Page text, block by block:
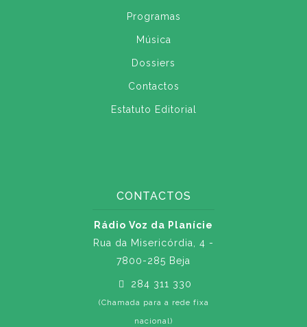
Programas
Música
Dossiers
Contactos
Estatuto Editorial
CONTACTOS
Rádio Voz da Planície
Rua da Misericórdia, 4 -
7800-285 Beja
284 311 330
(Chamada para a rede fixa
nacional)